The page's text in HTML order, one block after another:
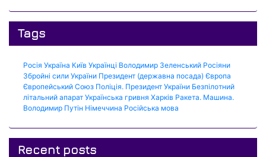
Tags
Росія Україна Київ Українці Володимир Зеленський Росіяни
Збройні сили України Президент (державна посада) Європа
Європейський Союз Поліція. Президент України Безпілотний
літальний апарат Українська гривня Харків Ракета. Машина.
Володимир Путін Німеччина Російська мова
Recent posts